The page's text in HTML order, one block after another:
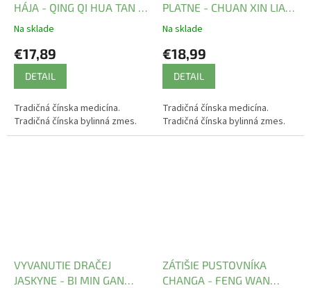
HÁJA - QING QI HUA TAN -
TCM Herbs
Na sklade
€17,89
DETAIL
Tradičná čínska medicína.
Tradičná čínska bylinná zmes.
PLATNE - CHUAN XIN LIAN
WAN - TCM Herbs
Na sklade
€18,99
DETAIL
Tradičná čínska medicína.
Tradičná čínska bylinná zmes.
VYVANUTIE DRAČEJ
JASKYNE - BI MIN GAN
ZÁTIŠIE PUSTOVNÍKA
CHANGA - FENG WAN